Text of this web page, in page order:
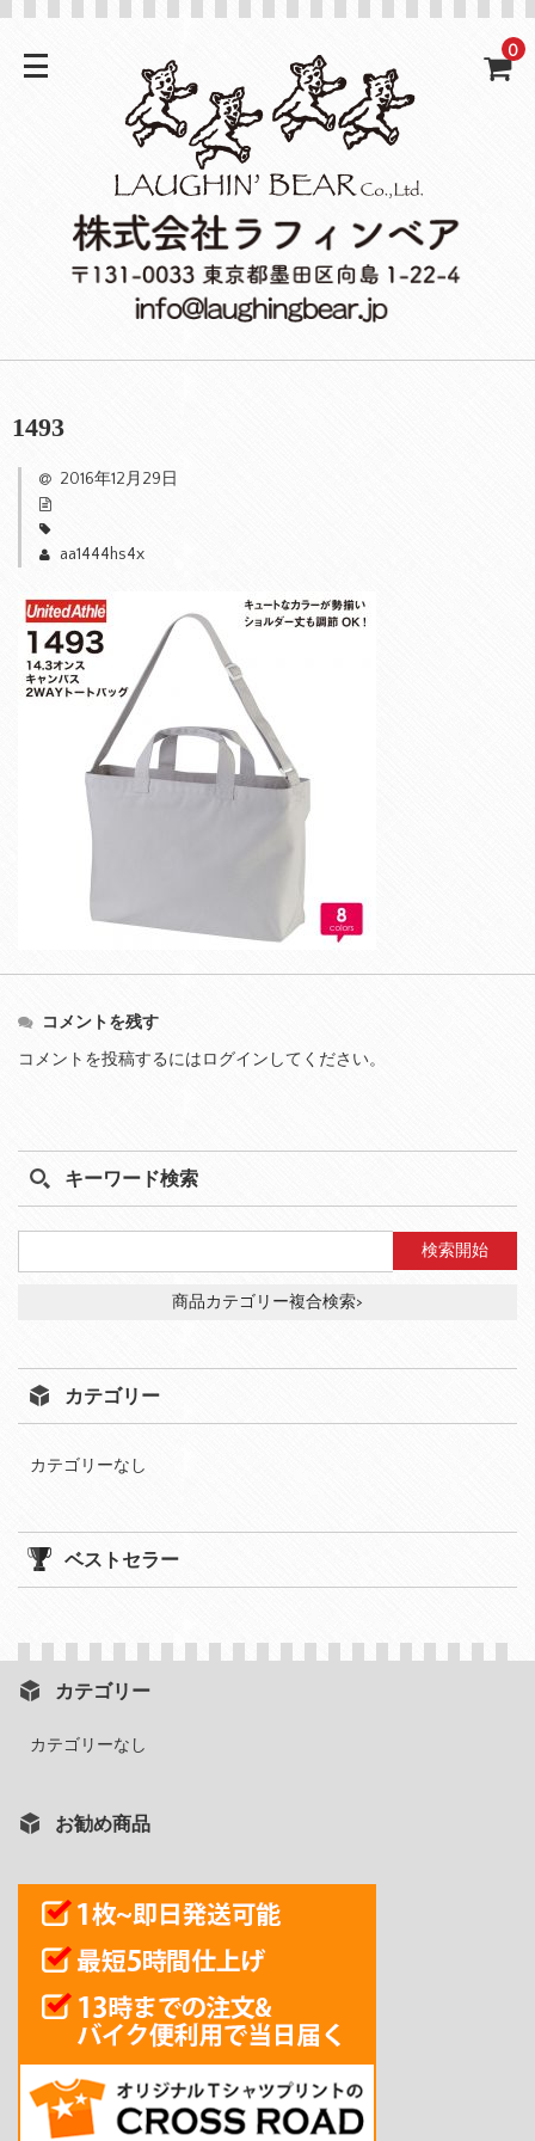
0
1493
2016年12月29日
aa1444hs4x
コメントを残す
コメントを投稿するにはログイン してください。
キーワード検索
商品カテゴリー複合検索>
カテゴリー
カテゴリーなし
ベストセラー
カテゴリー
カテゴリーなし
お勧め商品